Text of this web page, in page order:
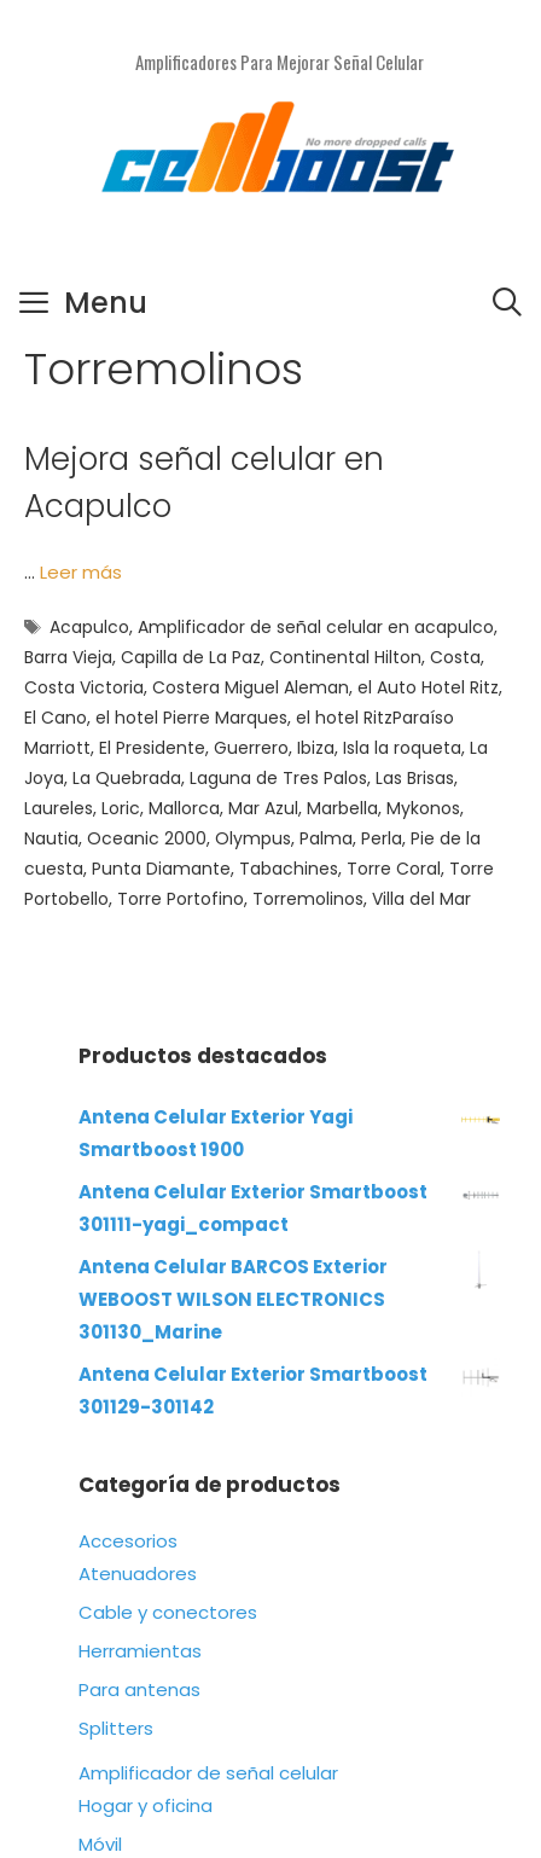
Amplificadores Para Mejorar Señal Celular
Menu
Torremolinos
Mejora señal celular en
Acapulco
… Leer más
Etiquetas
Acapulco,Amplificador de señal celular en acapulco,
Barra Vieja, Capilla de La Paz, Continental Hilton, Costa,
Costa Victoria, Costera Miguel Aleman, el Auto Hotel Ritz,
El Cano, el hotel Pierre Marques, el hotel RitzParaíso
Marriott, El Presidente, Guerrero, Ibiza, Isla la roqueta, La
Joya, La Quebrada, Laguna de Tres Palos, Las Brisas,
Laureles, Loric, Mallorca, Mar Azul, Marbella, Mykonos,
Nautia, Oceanic 2000, Olympus, Palma, Perla, Pie de la
cuesta, Punta Diamante, Tabachines, Torre Coral, Torre
Portobello, Torre Portofino, Torremolinos, Villa del Mar
Productos destacados
Antena Celular Exterior Yagi
Smartboost 1900
Antena Celular Exterior Smartboost
301111-yagi_compact
Antena Celular BARCOS Exterior
WEBOOST WILSON ELECTRONICS
301130_Marine
Antena Celular Exterior Smartboost
301129-301142
Categoría de productos
Accesorios
Atenuadores
Cable y conectores
Herramientas
Para antenas
Splitters
Amplificador de señal celular
Hogar y oficina
Móvil